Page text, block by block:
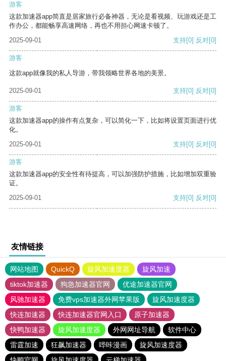
游客
这款加速器app简直是居家旅行必备神器，无论是看视频、玩游戏还是工
作办公，都能畅享高速网络，再也不用担心网速卡顿了。
2025-09-01
支持[0] 反对[0]
游客
这款app就像我的私人导游，带我领略世界各地的美景。
2025-09-01 支持[0] 反对[0]
游客
这款加速器app的操作有点复杂，可以简化一下，比如将设置页面进行优
化。
2025-09-01
支持[0] 反对[0]
游客
这款加速器app的安全性有待提高，可以加强防护措施，比如增加双重验
证。
2025-09-01
支持[0] 反对[0]
友情链接
网站地图 QuickQ 旋风加速度器
旋风加速
tiktok加速器
狗急加速器官网
优途加速器官网
风驰加速器
免费vps加速器外网苹果版
旋风加速度器
快连加速器
快连加速器官网入口
原子加速器
快鸭加速器
旋风加速度器 外网网址导航
软件中心
雷霆加速
狂飙加速器 哔咔漫画
旋风加速度器